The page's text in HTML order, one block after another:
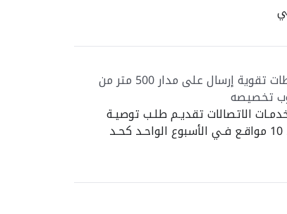
عدم وجود محطات تقوية إرسال على مدار 500 متر من
تخصيصه
الاتصالات تقديـم طلـب توصيـة
لتخصيـص عـدد 10 مواقـع فـي الأسبوع الواحـد كحـد